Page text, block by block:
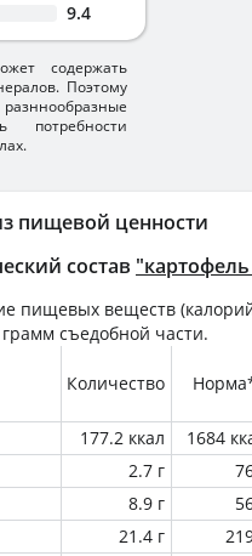
пищевой ценности
состав
пищевых веществ
съедобной части.
Количество
177.2 ккал 1684
2.7 г
8.9 г
21.4 г
9.4
содержать
Поэтому
потребности